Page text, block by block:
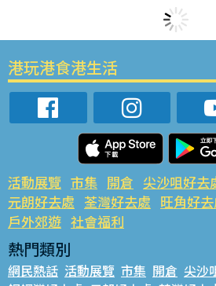
港玩港食港生活
活動展覽 市集 開倉 尖沙咀好去
元朗好去處 荃灣好去處 旺角好
戶外郊遊 社會福利
熱門類別
網民熱話 活動展覽 市集 開倉 尖沙